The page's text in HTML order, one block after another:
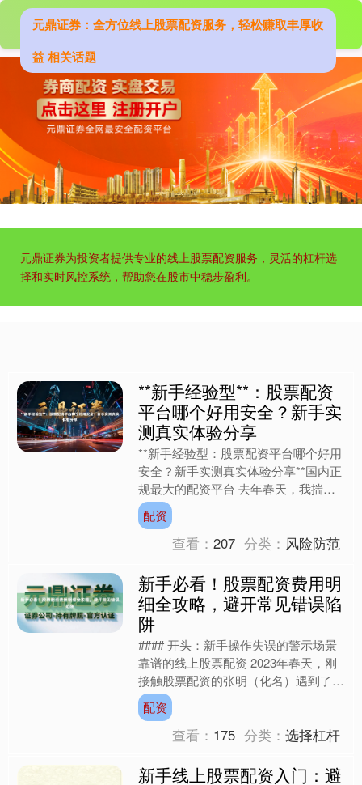
元鼎证券为投资者提供专业的线上股票配资服务，灵活的杠杆选
择和实时风控系统，帮助您在股市中稳步盈利。
元鼎证券：全方位线上股票配资服务，轻松赚取丰厚收
益 相关话题
**新手经验型**：股票配资
平台哪个好用安全？新手实
测真实体验分享
**新手经验型：股票配资平台哪个好用
安全？新手实测真实体验分享**国内正
规最大的配资平台 去年春天，我揣着
刚攒下的5万块积蓄，站在股票配资的
十字路口。身边朋友有....
配资
查看：207 分类： 风险防范
新手必看！股票配资费用明
细全攻略，避开常见错误陷
阱
#### 开头：新手操作失误的警示场景
靠谱的线上股票配资 2023年春天，刚
接触股票配资的张明（化名）遇到了职
业生涯的第一次重大挫折。他在某配资
平台以1:5的杠....
配资
查看： 175 分类：选择杠杆
新手线上股票配资入门：避